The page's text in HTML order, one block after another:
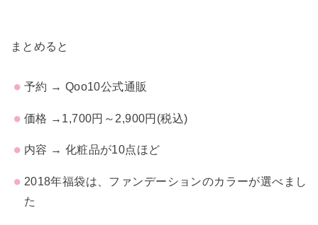
まとめると
予約 → Qoo10公式通販
価格 →1,700円～2,900円(税込)
内容 → 化粧品が10点ほど
2018年福袋は、ファンデーションのカラーが選べまし
た